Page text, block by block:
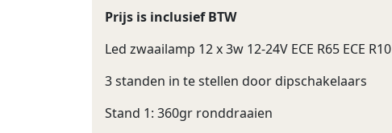
Prijs is inclusief BTW
Led zwaailamp 12 x 3w 12-24V ECE R65 ECE R10
3 standen in te stellen door dipschakelaars
Stand 1: 360gr ronddraaien